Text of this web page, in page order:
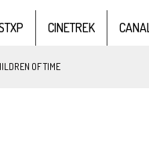
CINETREK
Q” (TNG 1×09)
DO FILME DE FÃS AXANAR HORAS
– “THE GRIFFIN INCIDENT”